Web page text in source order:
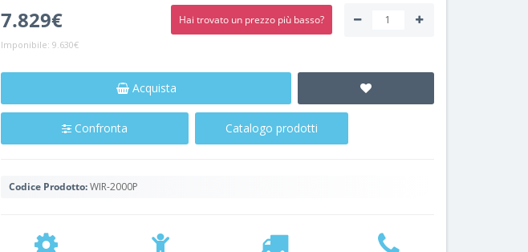
7.829€
Imponibile: 9.630€
Hai trovato un prezzo più basso?
Acquista
Confronta Catalogo prodotti
Codice Prodotto:WIR-2000P